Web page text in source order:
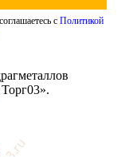
с Политикой